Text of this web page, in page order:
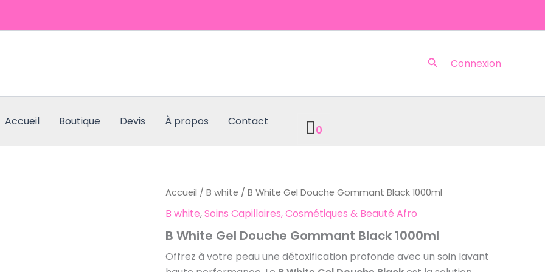
Rechercher
Connexion
Accueil Boutique Devis À propos Contact
0
Accueil / B white / B White Gel Douche Gommant Black 1000ml
B white,Soins Capillaires, Cosmétiques & Beauté Afro
B White Gel Douche Gommant Black 1000ml
Offrez à votre peau une détoxification profonde avec un soin lavant